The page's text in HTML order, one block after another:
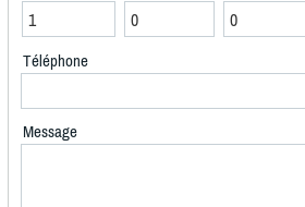
Téléphone
Message